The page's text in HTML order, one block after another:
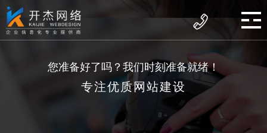
您准备好了吗？我们时刻准备就绪！
专注优质网站建设